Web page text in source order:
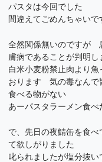
パスタは今回でした
間違えてごめんちゃいで
全然関係無いのですが
膚病であることが判明
白米小麦粉禁止肉より
おります 気の毒なんで
食べる物がない
あーパスタラーメン食べ
で、先日の夜鯖缶を食
て欲しがりました
叱られましたが塩分抜